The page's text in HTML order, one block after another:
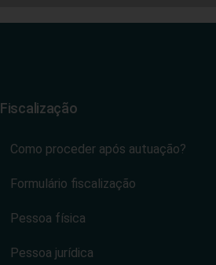
Fiscalização
Como proceder após autuação?
Formulário fiscalização
Pessoa física
Pessoa jurídica